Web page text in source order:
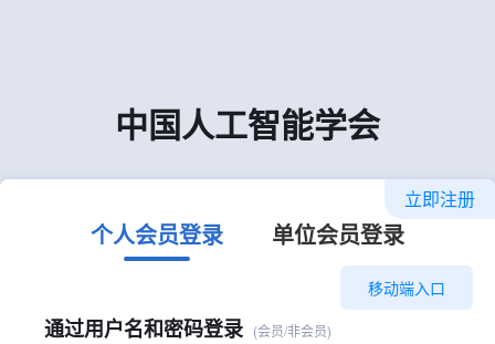
中国人工智能学会
立即注册
个人会员登录 单位会员登录
移动端入口
通过用户名和密码登录 (会员/非会员)